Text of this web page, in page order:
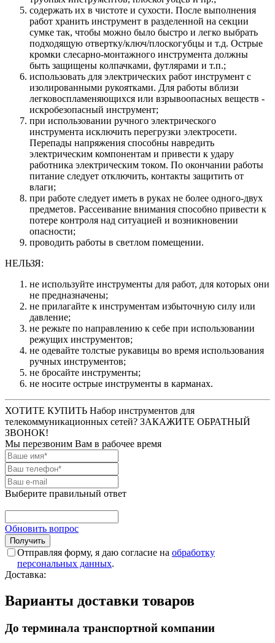
содержать их в чистоте и сухости. После выполнения
работ хранить инструмент в разделенной на секции
сумке так, чтобы можно было быстро и легко выбрать
подходящую отвертку/ключ/плоскогубцы и т.д. Острые
кромки слесарно-монтажного инструмента должны
быть защищены колпачками, футлярами и т.п.;
использовать для электрических работ инструмент с
изолированными рукоятками. Для работы вблизи
легковоспламеняющихся или взрывоопасных веществ -
искробезопасный инструмент;
при использовании ручного электрического
инструмента исключить перегрузки электросети.
Перепады напряжения способны навредить
электрическим компонентам и привести к удару
работника электрическим током. По окончании работы
питание следует отключить, контакты защитить от
влаги;
при работе следует иметь в руках не более одного-двух
предметов. Рассеивание внимания способно привести к
потере контроля над ситуацией и возникновении
опасности;
проводить работы в светлом помещении.
НЕЛЬЗЯ:
не используйте инструменты для работ, для которых они
не предназначены;
не прилагайте к инструментам избыточную силу или
давление;
не режьте по направлению к себе при использовании
режущих инструментов;
не одевайте толстые рукавицы во время использования
ручных инструментов;
не бросайте инструменты;
не носите острые инструменты в карманах.
ХОТИТЕ КУПИТЬ Набор инструментов для
телекоммуникационных сетей? ЗАКАЖИТЕ ОБРАТНЫЙ
ЗВОНОК!
Мы перезвоним Вам в рабочее время
Выберите правильный ответ
Обновить вопрос
Отправляя форму, я даю согласие на обработку
персональных данных.
Доставка:
Варианты доставки товаров
До терминала транспортной компании